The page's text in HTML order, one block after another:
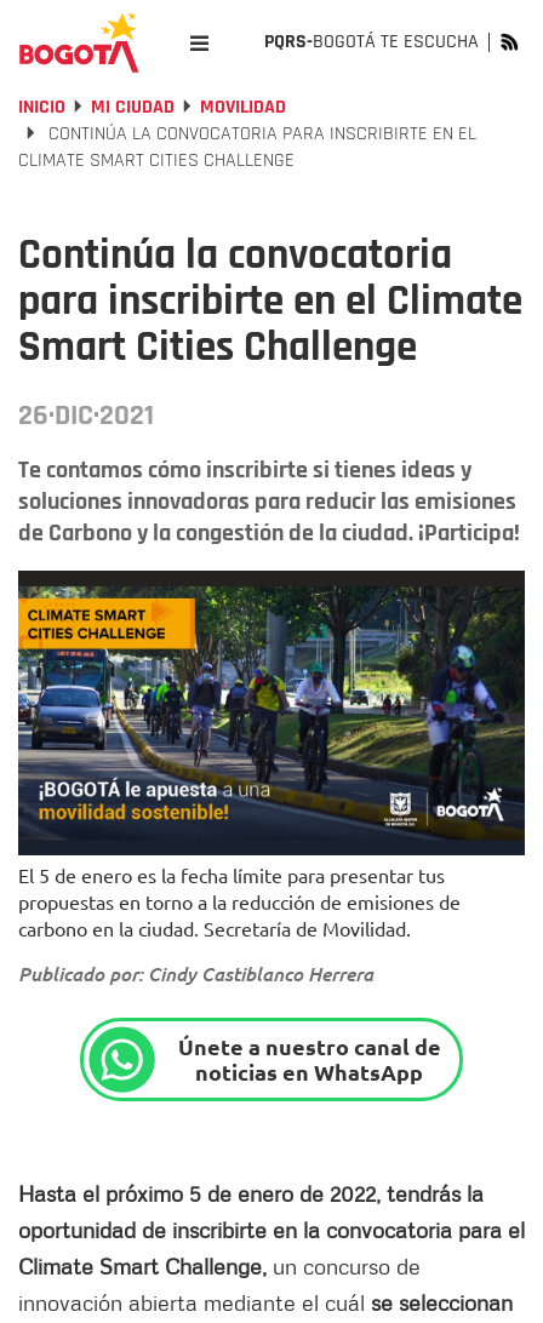
PQRS-BOGOTÁ TE ESCUCHA
INICIO MI CIUDAD
MOVILIDAD
CONTINÚA LA CONVOCATORIA PARA INSCRIBIRTE EN EL
CLIMATE SMART CITIES CHALLENGE
Continúa la convocatoria
para inscribirte en el Climate
Smart Cities Challenge
26·DIC·2021
Te contamos cómo inscribirte si tienes ideas y
soluciones innovadoras para reducir las emisiones
de Carbono y la congestión de la ciudad. ¡Participa!
El 5 de enero es la fecha límite para presentar tus
propuestas en torno a la reducción de emisiones de
carbono en la ciudad. Secretaría de Movilidad.
Publicado por: Cindy Castiblanco Herrera
Únete a nuestro canal de
noticias en WhatsApp
Hasta el próximo 5 de enero de 2022, tendrás la
oportunidad de inscribirte en la convocatoria para el
Climate Smart Challenge, un concurso de
innovación abierta mediante el cuál se seleccionan